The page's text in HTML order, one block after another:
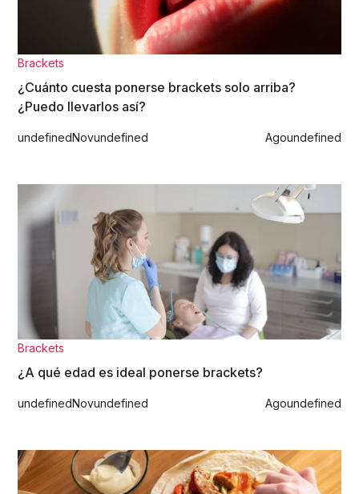
Brackets
¿Cuánto cuesta ponerse brackets solo arriba?
¿Puedo llevarlos así?
undefinedNovundefined Agoundefined
Brackets
¿A qué edad es ideal ponerse brackets?
undefinedNovundefined Agoundefined